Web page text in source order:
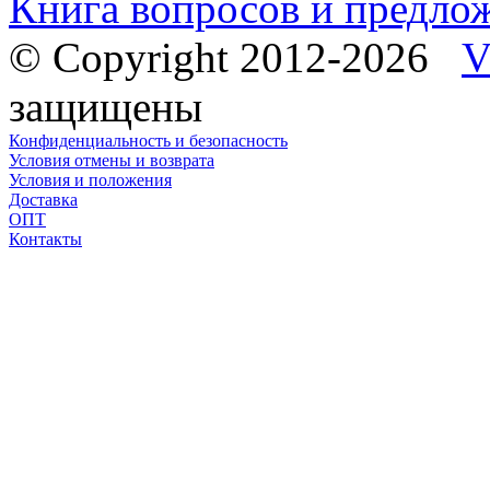
© Copyright 2012-2026
защищены
Конфиденциальность и безопасность
Условия отмены и возврата
Условия и положения
Доставка
ОПТ
Контакты